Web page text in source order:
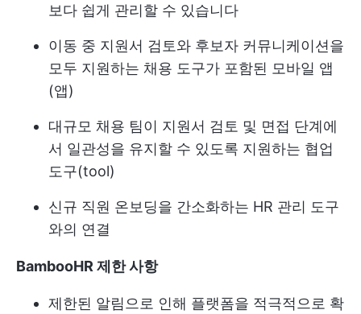
보다 쉽게 관리할 수 있습니다
이동 중 지원서 검토와 후보자 커뮤니케이션을
모두 지원하는 채용 도구가 포함된 모바일 앱
(앱)
대규모 채용 팀이 지원서 검토 및 면접 단계에
서 일관성을 유지할 수 있도록 지원하는 협업
도구(tool)
신규 직원 온보딩을 간소화하는 HR 관리 도구
와의 연결
BambooHR 제한 사항
제한된 알림으로 인해 플랫폼을 적극적으로 확